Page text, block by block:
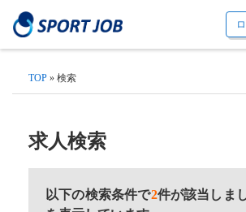
TOP » 検索
求人検索
以下の検索条件で2件が該当しま